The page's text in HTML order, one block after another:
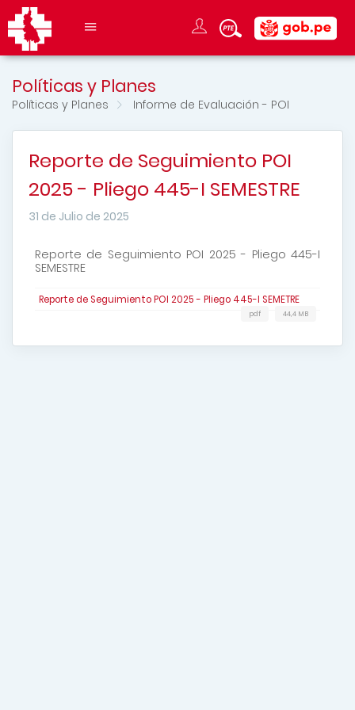
Políticas y Planes
Políticas y Planes Informe de Evaluación - POI
Reporte de Seguimiento POI
2025 - Pliego 445-I SEMESTRE
31 de Julio de 2025
Reporte de Seguimiento POI 2025 - Pliego 445-I
SEMESTRE
Reporte de Seguimiento POI 2025 - Pliego 445-I SEMETRE
44,4 MB
pdf